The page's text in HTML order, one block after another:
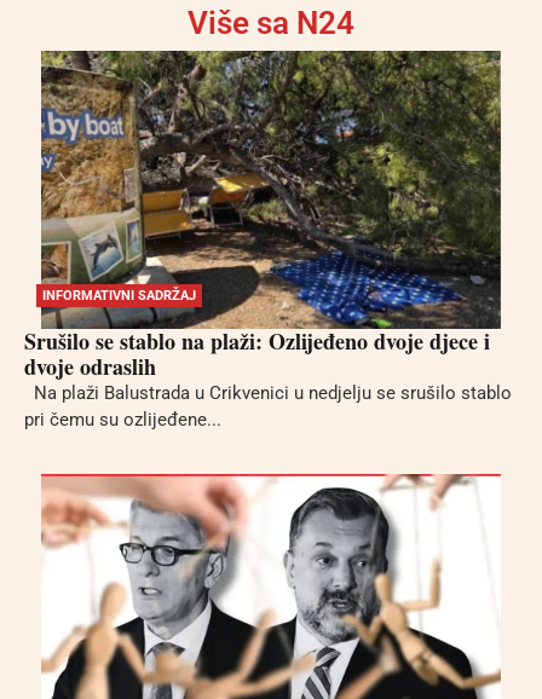
Više sa N24
INFORMATIVNI SADRŽAJ
Srušilo se stablo na plaži: Ozlijeđeno dvoje djece i
dvoje odraslih
Na plaži Balustrada u Crikvenici u nedjelju se srušilo stablo
pri čemu su ozlijeđene...